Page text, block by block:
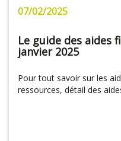
07/02/2025
Le guide des aides
janvier 2025
Pour tout savoir sur les
ressources, détail des